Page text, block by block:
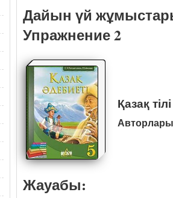
Дайын үй
Упражнение 2
Қазақ
Жауабы: